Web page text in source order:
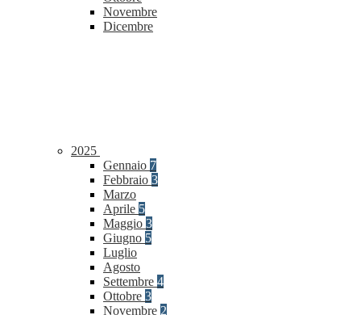
Novembre
Dicembre
2025
Gennaio 7
Febbraio 3
Marzo
Aprile 5
Maggio 3
Giugno 5
Luglio
Agosto
Settembre 4
Ottobre 3
Novembre 2